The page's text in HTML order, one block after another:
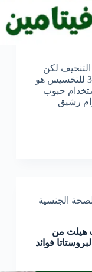
على التنحيف لكن
دون مستوى جيد في الدم من اوميغا 3 للتخسيس هو
حبوب
رشيق
الجنسية
هيلث من
فوائد